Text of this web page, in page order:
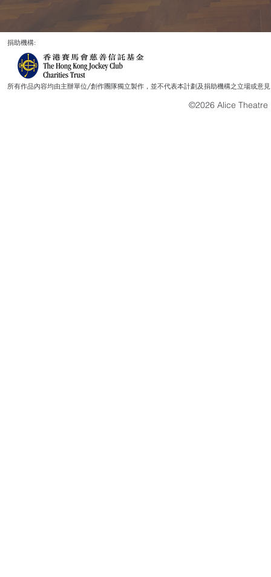
捐助機構:
所有作品內容均由主辦單位/創作團隊獨立製作，並不代表本計劃及捐助機構之立場或意
©2026 Alice